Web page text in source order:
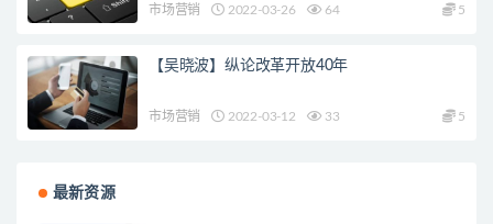
市场营销 2022-03-26 64 5
【吴晓波】纵论改革开放40年
市场营销 2022-03-12 33 5
最新资源